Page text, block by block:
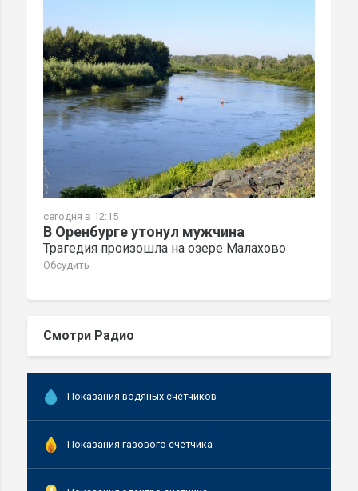
сегодня в 12:15
В Оренбурге утонул мужчина
Трагедия произошла на озере Малахово
Обсудить
Смотри Радио
Показания водяных счётчиков
Показания газового счетчика